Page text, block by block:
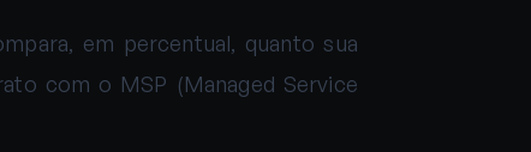
em percentual, quanto sua
com o MSP (Managed Service